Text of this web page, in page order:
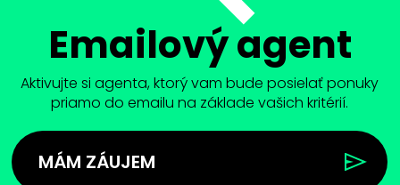
Emailový agent
Aktivujte si agenta, ktorý vam bude posielať ponuky
priamo do emailu na základe vašich kritérií.
MÁM ZÁUJEM